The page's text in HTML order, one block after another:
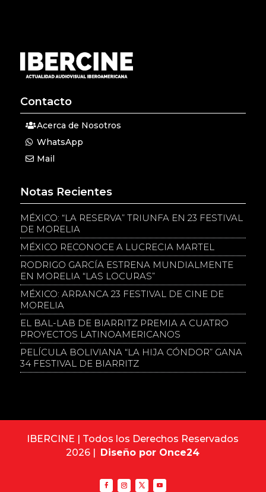
Contacto
Acerca de Nosotros
WhatsApp
Mail
Notas Recientes
MÉXICO: “LA RESERVA” TRIUNFA EN 23 FESTIVAL
DE MORELIA
MÉXICO RECONOCE A LUCRECIA MARTEL
RODRIGO GARCÍA ESTRENA MUNDIALMENTE
EN MORELIA “LAS LOCURAS”
MÉXICO: ARRANCA 23 FESTIVAL DE CINE DE
MORELIA
EL BAL-LAB DE BIARRITZ PREMIA A CUATRO
PROYECTOS LATINOAMERICANOS
PELÍCULA BOLIVIANA “LA HIJA CÓNDOR” GANA
34 FESTIVAL DE BIARRITZ
IBERCINE | Todos los Derechos Reservados
2026 | Diseño por Once24